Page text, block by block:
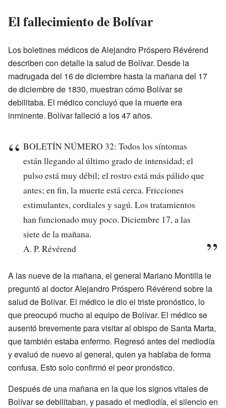
El fallecimiento de Bolívar
Los boletines médicos de Alejandro Próspero Révérend
describen con detalle la salud de Bolívar. Desde la
madrugada del 16 de diciembre hasta la mañana del 17
de diciembre de 1830, muestran cómo Bolívar se
debilitaba. El médico concluyó que la muerte era
inminente. Bolívar falleció a los 47 años.
BOLETÍN NÚMERO 32: Todos los síntomas
están llegando al último grado de intensidad; el
pulso está muy débil; el rostro está más pálido que
antes; en fin, la muerte está cerca. Fricciones
estimulantes, cordiales y sagú. Los tratamientos
han funcionado muy poco. Diciembre 17, a las
siete de la mañana.
A. P. Révérend
A las nueve de la mañana, el general Mariano Montilla le
preguntó al doctor Alejandro Próspero Révérend sobre la
salud de Bolívar. El médico le dio el triste pronóstico, lo
que preocupó mucho al equipo de Bolívar. El médico se
ausentó brevemente para visitar al obispo de Santa Marta,
que también estaba enfermo. Regresó antes del mediodía
y evaluó de nuevo al general, quien ya hablaba de forma
confusa. Esto solo confirmó el peor pronóstico.
Después de una mañana en la que los signos vitales de
Bolívar se debilitaban, y pasado el mediodía, el silencio en